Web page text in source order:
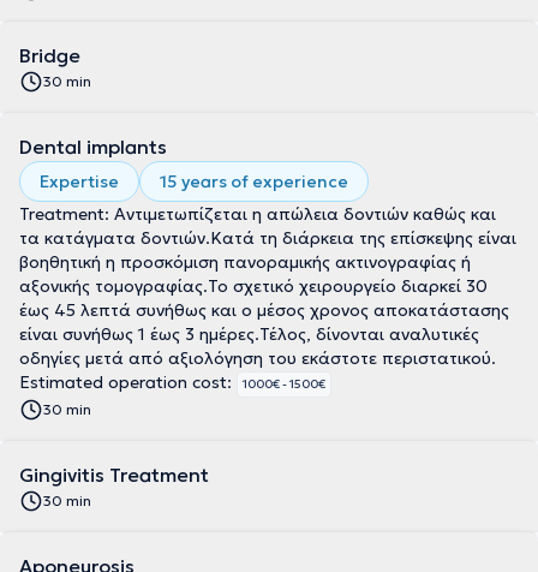
Bridge
30 min
Dental implants
Expertise
15 years of experience
Treatment: Αντιμετωπίζεται η απώλεια δοντιών καθώς και
τα κατάγματα δοντιών.Κατά τη διάρκεια της επίσκεψης είναι
βοηθητική η προσκόμιση πανοραμικής ακτινογραφίας ή
αξονικής τομογραφίας.Το σχετικό χειρουργείο διαρκεί 30
έως 45 λεπτά συνήθως και ο μέσος χρονος αποκατάστασης
είναι συνήθως 1 έως 3 ημέρες.Τέλος, δίνονται αναλυτικές
οδηγίες μετά από αξιολόγηση του εκάστοτε περιστατικού.
Estimated operation cost:
1000€ - 1500€
30 min
Gingivitis Treatment
30 min
Aponeurosis